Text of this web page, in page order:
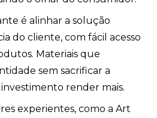
é alinhar a solução
do cliente, com fácil acesso
Materiais que
sem sacrificar a
render mais.
experientes, como a Art